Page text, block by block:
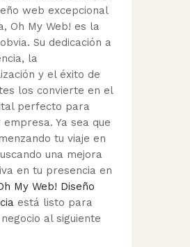
web excepcional
Oh My Web! es la
Su dedicación a
la
y el éxito de
los convierte en el
perfecto para
empresa. Ya sea que
tu viaje en
una mejora
en tu presencia en
My Web! Diseño
está listo para
al siguiente